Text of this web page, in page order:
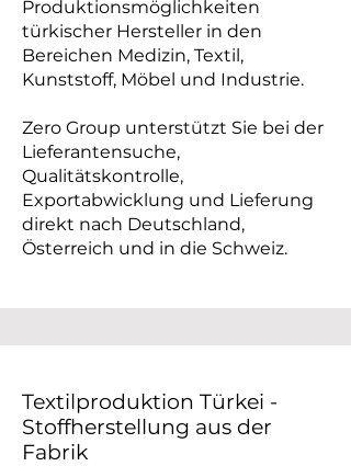
Produktionsmöglichkeiten
türkischer Hersteller in den
Bereichen Medizin, Textil,
Kunststoff, Möbel und Industrie.
Zero Group unterstützt Sie bei der
Lieferantensuche,
Qualitätskontrolle,
Exportabwicklung und Lieferung
direkt nach Deutschland,
Österreich und in die Schweiz.
Textilproduktion Türkei -
Stoffherstellung aus der
Fabrik